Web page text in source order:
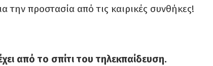
προστασία από τις καιρικές συνθήκες!
από το σπίτι του τηλεκπαίδευση.